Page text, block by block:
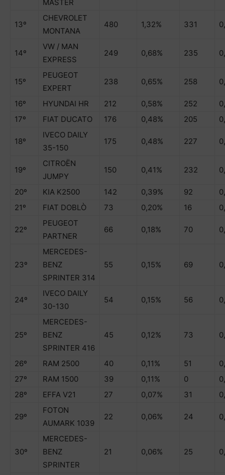
MASTER
13º
CHEVROLET
MONTANA
480 1,32% 331
14º
VW / MAN
EXPRESS
249 0,68% 235
15º
PEUGEOT
EXPERT
238 0,65% 258
16º HYUNDAI HR 212 0,58% 252
17º
FIAT DUCATO 176 0,48% 205
18º
IVECO DAILY
35-150
175 0,48% 227
19º
CITROËN
JUMPY
150 0,41% 232
20º KIA K2500 142 0,39% 92
21º
FIAT DOBLÒ 73 0,20% 16
22º
PEUGEOT
PARTNER
66 0,18% 70
23º
MERCEDES-
BENZ
SPRINTER 314
55 0,15% 69
24º
IVECO DAILY
30-130
54 0,15% 56
25º
MERCEDES-
BENZ
SPRINTER 416
45 0,12% 73
26º RAM 2500 40 0,11% 51
27º
RAM 1500 39 0,11% 0
28º
EFFA V21 27 0,07% 31
29º
FOTON
AUMARK 1039
22 0,06% 24
30º
MERCEDES-
BENZ
SPRINTER
21 0,06% 25